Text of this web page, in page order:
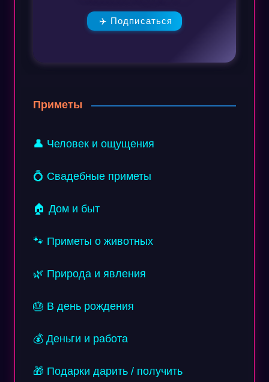
✈️ Подписаться
Приметы
👤 Человек и ощущения
💍 Свадебные приметы
🏠 Дом и быт
🐾 Приметы о животных
🌿 Природа и явления
🎂 В день рождения
💰 Деньги и работа
🎁 Подарки дарить / получить